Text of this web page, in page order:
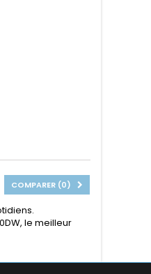
COMPARER (0)
le meilleur